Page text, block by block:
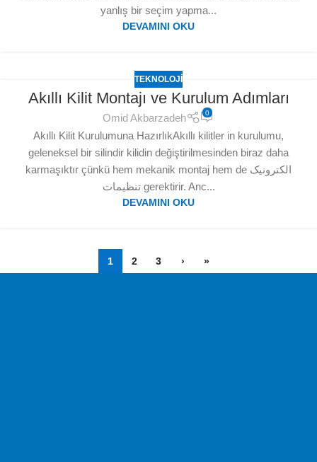
yanlış bir seçim yapma...
DEVAMINI OKU
TEKNOLOJI
Akıllı Kilit Montajı ve Kurulum Adımları
Omid Akbarzadeh 0
Akıllı Kilit Kurulumuna HazırlıkAkıllı kilitler in kurulumu,
geleneksel bir silindir kilidin değiştirilmesinden biraz daha
karmaşıktır çünkü hem mekanik montaj hem de الکترونیک
تنظیمات gerektirir. Anc...
DEVAMINI OKU
1 2 3 › »